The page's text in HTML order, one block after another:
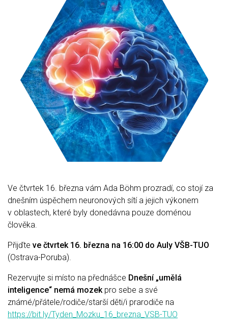
Ve čtvrtek 16. března vám Ada Böhm prozradí, co stojí za
dnešním úspěchem neuronových sítí a jejich výkonem
v oblastech, které byly donedávna pouze doménou
člověka.
Přijďte ve čtvrtek 16. března na 16:00 do Auly VŠB-TUO
(Ostrava-Poruba).
Rezervujte si místo na přednášce Dnešní „umělá
inteligence“ nemá mozek pro sebe a své
známé/přátele/rodiče/starší děti/i prarodiče na
https://bit.ly/Tyden_Mozku_16_brezna_VSB-TUO